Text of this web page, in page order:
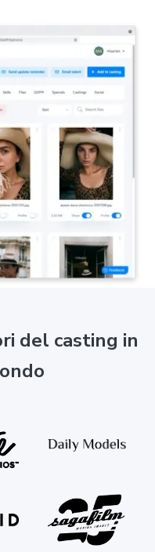
del casting in